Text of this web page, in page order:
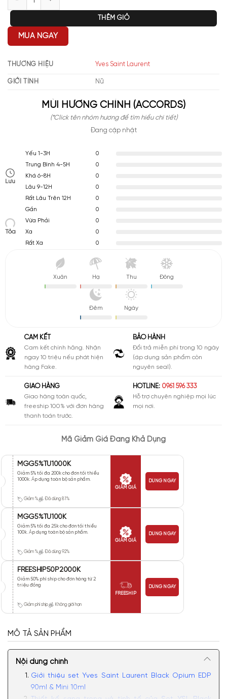
THÊM GIỎ
MUA NGAY
THƯƠNG HIỆU Yves Saint Laurent
GIỚI TÍNH Nữ
MÙI HƯƠNG CHÍNH (ACCORDS)
(*Click tên nhóm hương để tìm hiểu chi tiết)
Đang cập nhật
Lưu
Yếu 1-3H
0
Trung Bình 4-5H
0
Khá 6-8H
0
Lâu 9-12H
0
Rất Lâu Trên 12H
0
Tỏa
Gần
0
Vừa Phải
0
Xa
0
Rất Xa
0
Xuân Hạ Thu Đông
Đêm Ngày
CAM KẾT
Cam kết chính hãng. Nhận
ngay 10 triệu nếu phát hiện
hàng Fake.
BẢO HÀNH
Đổi trả miễn phí trong 10 ngày
(áp dụng sản phẩm còn
nguyên seal).
GIAO HÀNG
Giao hàng toàn quốc,
freeship 100% với đơn hàng
thanh toán trước.
HOTLINE: 0961 596 333
Hỗ trợ chuyên nghiệp mọi lúc
mọi nơi.
Mã Giảm Giá Đang Khả Dụng
MGG5%TU1000K
Giảm 5% tối đa 200k cho đơn tối thiểu
1000k. Áp dụng toàn bộ sản phẩm.
Giảm % Đã dùng 81%
GIẢM GIÁ
DÙNG NGAY
MGG5%TU100K
Giảm 5% tối đa 25k cho đơn tối thiểu
100k. Áp dụng toàn bộ sản phẩm.
Giảm % Đã dùng 92%
GIẢM GIÁ
DÙNG NGAY
FREESHIP50P2000K
Giảm 50% phí ship cho đơn hàng từ 2
triệu đồng
Giảm phí ship Không giới hạn
FREESHIP
DÙNG NGAY
MÔ TẢ SẢN PHẨM
Nội dung chính
Giới thiệu set Yves Saint Laurent Black Opium EDP
90ml & Mini 10ml